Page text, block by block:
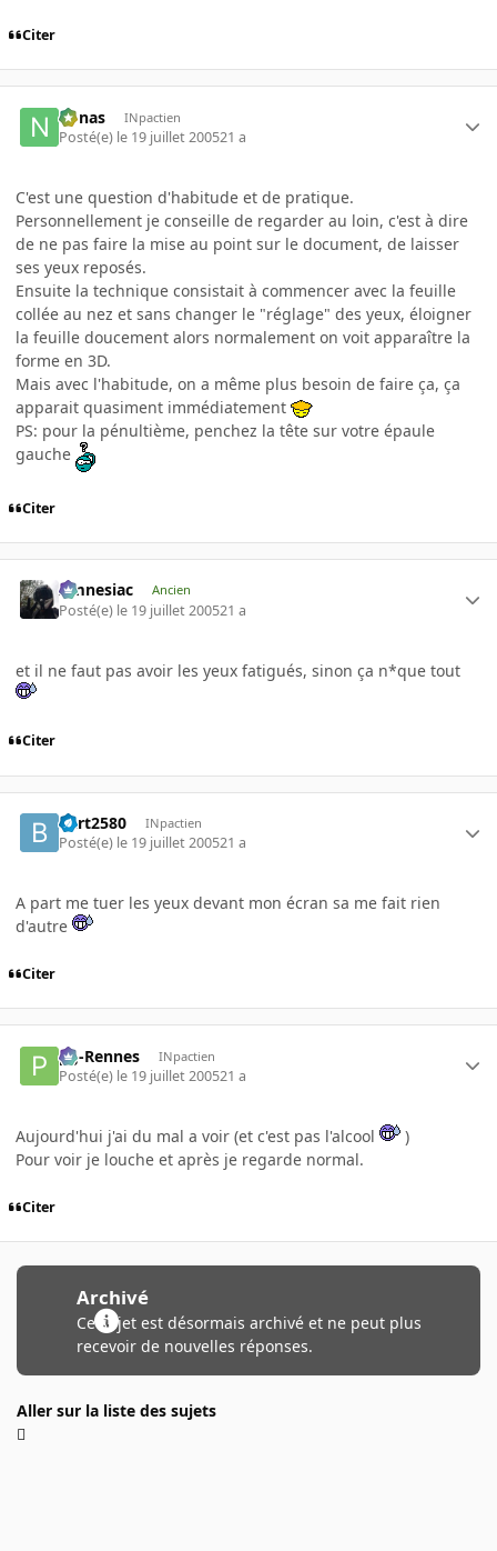
Citer
nonas INpactien
Posté(e) le 19 juillet 200521 a
C'est une question d'habitude et de pratique.
Personnellement je conseille de regarder au loin, c'est à dire
de ne pas faire la mise au point sur le document, de laisser
ses yeux reposés.
Ensuite la technique consistait à commencer avec la feuille
collée au nez et sans changer le "réglage" des yeux, éloigner
la feuille doucement alors normalement on voit apparaître la
forme en 3D.
Mais avec l'habitude, on a même plus besoin de faire ça, ça
apparait quasiment immédiatement
PS: pour la pénultième, penchez la tête sur votre épaule
gauche
Citer
Amnesiac Ancien
Posté(e) le 19 juillet 200521 a
et il ne faut pas avoir les yeux fatigués, sinon ça n*que tout
Citer
Bart2580 INpactien
Posté(e) le 19 juillet 200521 a
A part me tuer les yeux devant mon écran sa me fait rien
d'autre
Citer
pg-Rennes INpactien
Posté(e) le 19 juillet 200521 a
Aujourd'hui j'ai du mal a voir (et c'est pas l'alcool
)
Pour voir je louche et après je regarde normal.
Citer
Archivé
Ce sujet est désormais archivé et ne peut plus
recevoir de nouvelles réponses.
Aller sur la liste des sujets